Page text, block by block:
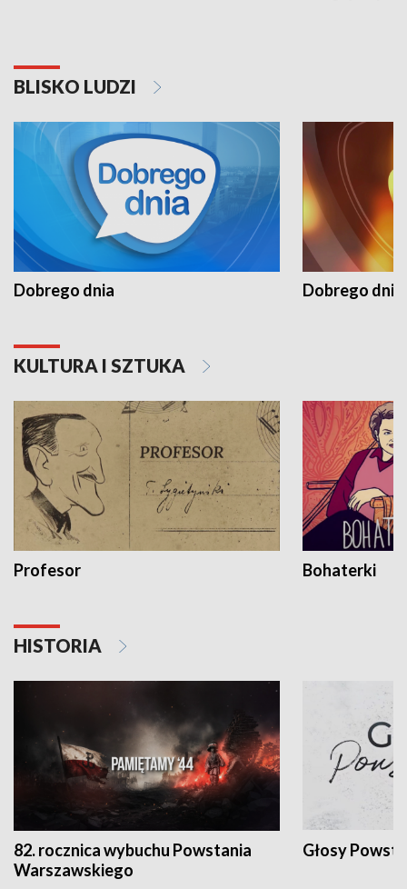
BLISKO LUDZI
Dobrego dnia Dobrego dnia
KULTURA I SZTUKA
Profesor Bohaterki
HISTORIA
82. rocznica wybuchu Powstania
Warszawskiego
Głosy